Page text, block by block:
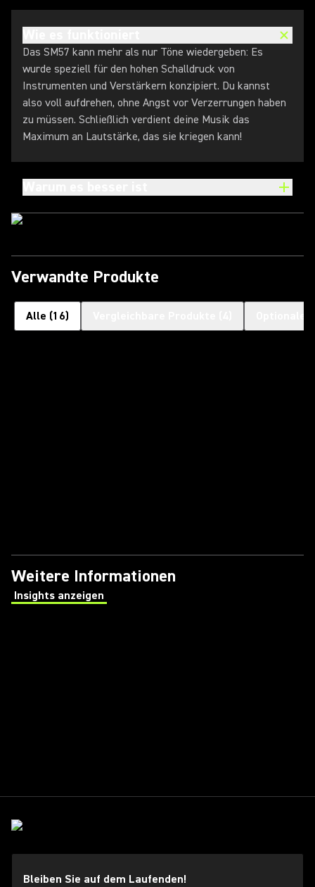
Das SM57 kann mehr als nur Töne wiedergeben: Es
wurde speziell für den hohen Schalldruck von
Instrumenten und Verstärkern konzipiert. Du kannst
also voll aufdrehen, ohne Angst vor Verzerrungen haben
zu müssen. Schließlich verdient deine Musik das
Maximum an Lautstärke, das sie kriegen kann!
Verwandte Produkte
Alle (16)
Weitere Informationen
Insights anzeigen
(Opens in a new tab)
Bleiben Sie auf dem Laufenden!